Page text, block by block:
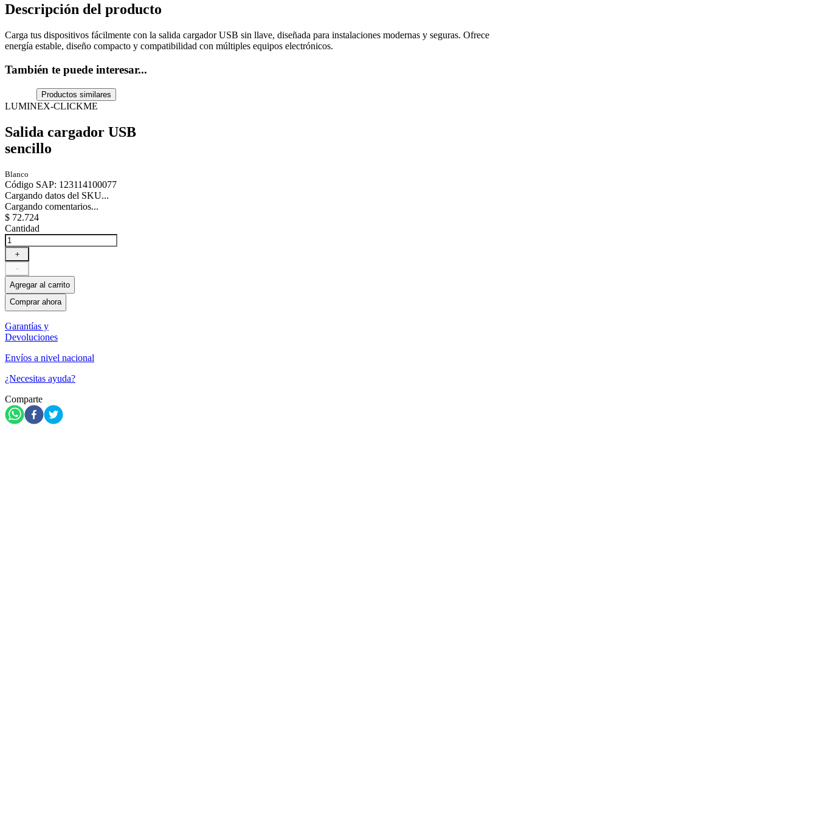
Descripción del producto
Carga tus dispositivos fácilmente con la salida cargador USB sin llave, diseñada para instalaciones modernas y seguras. Ofrece
energía estable, diseño compacto y compatibilidad con múltiples equipos electrónicos.
También te puede interesar...
Productos similares
LUMINEX-CLICKME
Salida cargador USB
sencillo
Blanco
Código SAP: 123114100077
Cargando datos del SKU...
Cargando comentarios...
$ 72.724
Cantidad
＋
－
Agregar al carrito
Comprar ahora
Garantías y
Devoluciones
Envíos a nivel nacional
¿Necesitas ayuda?
Comparte